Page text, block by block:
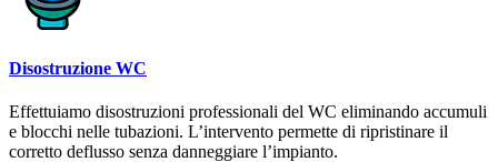
Disostruzione WC
Effettuiamo disostruzioni professionali del WC eliminando accumuli
e blocchi nelle tubazioni. L’intervento permette di ripristinare il
corretto deflusso senza danneggiare l’impianto.